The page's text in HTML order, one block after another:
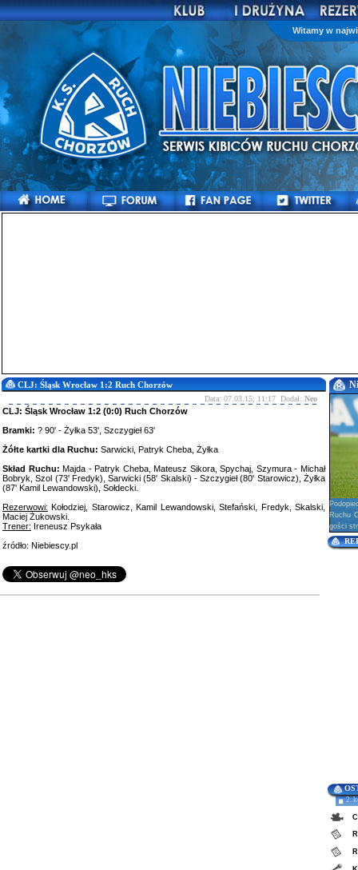
Witamy w
CLJ: Śląsk Wrocław 1:2 Ruch Chorzów
Data: 07.03.15; 11:17 Dodał: Neo
CLJ: Śląsk Wrocław 1:2 (0:0) Ruch Chorzów
Bramki: ? 90' - Żyłka 53', Szczygieł 63'
Żółte kartki dla Ruchu: Sarwicki, Patryk Cheba, Żyłka
Skład Ruchu: Majda - Patryk Cheba, Mateusz Sikora, Spychaj, Szymura - Michał
Bobryk, Szol (73' Fredyk), Sarwicki (58' Skalski) - Szczygieł (80' Starowicz), Żyłka
(87' Kamil Lewandowski), Sołdecki.
Rezerwowi: Kołodziej, Starowicz, Kamil Lewandowski, Stefański, Fredyk, Skalski,
Maciej Żukowski.
Trener: Ireneusz Psykała
źródło: Niebiescy.pl
Ruchu
gości
2.